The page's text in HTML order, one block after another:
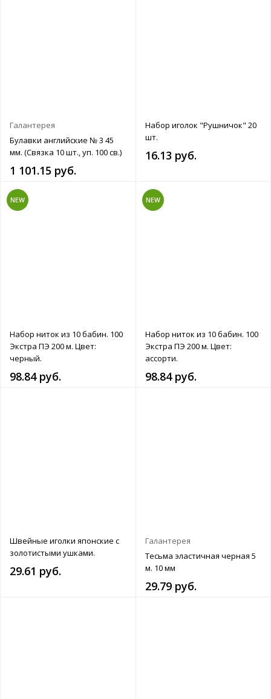
Галантерея
Булавки английские № 3 45
мм. (Связка 10 шт., уп. 100 св.)
1 101.15 руб.
Набор иголок "Рушничок" 20
шт.
16.13 руб.
NEW
Набор ниток из 10 бабин. 100
Экстра ПЭ 200 м. Цвет:
черный.
98.84 руб.
NEW
Набор ниток из 10 бабин. 100
Экстра ПЭ 200 м. Цвет:
ассорти.
98.84 руб.
Швейные иголки японские с
золотистыми ушками.
29.61 руб.
Галантерея
Тесьма эластичная черная 5
м. 10 мм
29.79 руб.